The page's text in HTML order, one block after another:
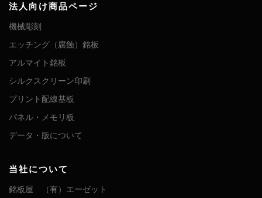
法人向け商品ページ
機械彫刻
エッチング（腐蝕）銘板
アルマイト銘板
シルクスクリーン印刷
プリント配線基板
パネル・メモリ板
データ・版について
当社について
銘板屋 （有）エーゼット